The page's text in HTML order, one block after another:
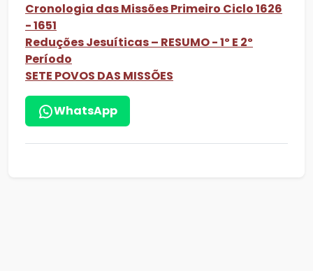
Cronologia das Missões Primeiro Ciclo 1626
- 1651
Reduções Jesuíticas – RESUMO - 1º E 2º
Período
SETE POVOS DAS MISSÕES
WhatsApp